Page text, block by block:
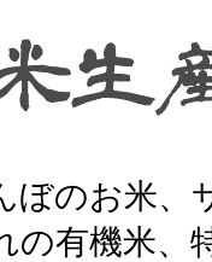
ぼのお米、
の有機米、